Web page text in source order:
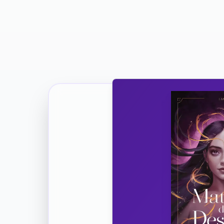
Vuoi
Ricevi la Tua Copia